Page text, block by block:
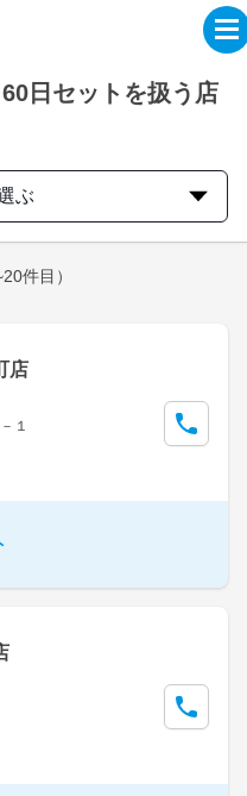
日セットを扱う店
ぶ
件目）
店
１